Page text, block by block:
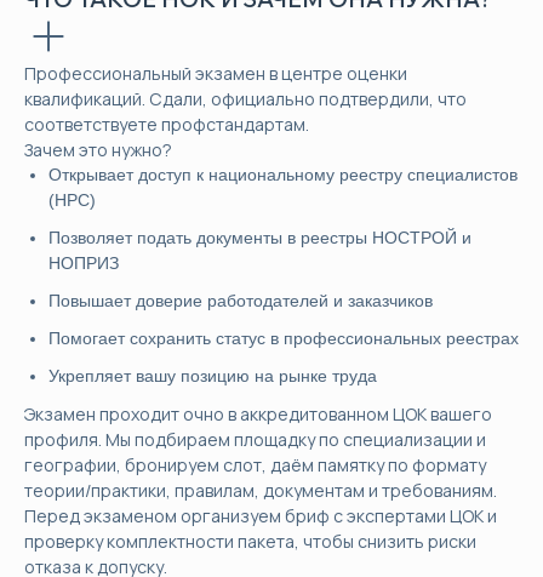
Профессиональный экзамен в центре оценки
квалификаций. Сдали, официально подтвердили, что
соответствуете профстандартам.
Зачем это нужно?
Открывает доступ к национальному реестру специалистов
(НРС)
Позволяет подать документы в реестры НОСТРОЙ и
НОПРИЗ
Повышает доверие работодателей и заказчиков
Помогает сохранить статус в профессиональных реестрах
Укрепляет вашу позицию на рынке труда
Экзамен проходит очно в аккредитованном ЦОК вашего
профиля. Мы подбираем площадку по специализации и
географии, бронируем слот, даём памятку по формату
теории/практики, правилам, документам и требованиям.
Перед экзаменом организуем бриф с экспертами ЦОК и
проверку комплектности пакета, чтобы снизить риски
отказа к допуску.